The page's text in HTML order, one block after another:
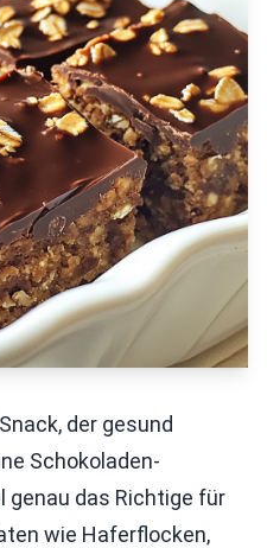
der gesund
Schokoladen-
das Richtige für
wie Haferflocken,